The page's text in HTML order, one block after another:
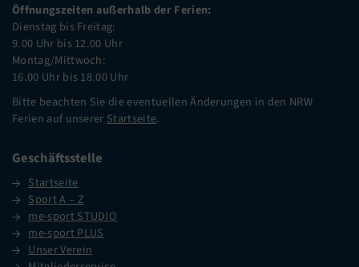
Öffnungszeiten außerhalb der Ferien:
Dienstag bis Freitag:
9.00 Uhr bis 12.00 Uhr
Montag/Mittwoch:
16.00 Uhr bis 18.00 Uhr
Bitte beachten Sie die eventuellen Änderungen in den NRW
Ferien auf unserer Startseite.
Geschäftsstelle
Startseite
Sport A – Z
me-sport STUDIO
me-sport PLUS
Unser Verein